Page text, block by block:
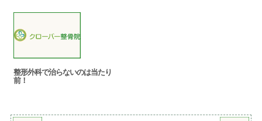
整形外科で治らないのは当たり
前！